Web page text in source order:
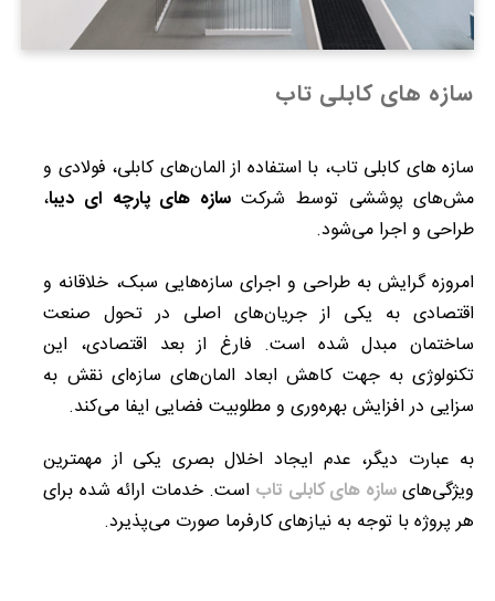
سازه های کابلی تاب
سازه های کابلی تاب، با استفاده از المان‌های کابلی، فولادی و
مش‌های پوششی توسط شرکتسازه های پارچه ای دیبا،
طراحی و اجرا می‌شود.
امروزه گرایش به طراحی و اجرای سازه‌هایی سبک، خلاقانه و
اقتصادی به یکی از جریان‌های اصلی در تحول صنعت
ساختمان مبدل شده است. فارغ از بعد اقتصادی، این
تکنولوژی به جهت کاهش ابعاد المان‌های سازه‌ای نقش به
سزایی در افزایش بهره‌وری و مطلوبیت فضایی ایفا می‌کند.
به عبارت دیگر، عدم ایجاد اخلال بصری یکی از مهمترین
ویژگی‌هایسازه های کابلی تاب است. خدمات ارائه شده برای
هر پروژه با توجه به نیازهای کارفرما صورت می‌پذیرد.